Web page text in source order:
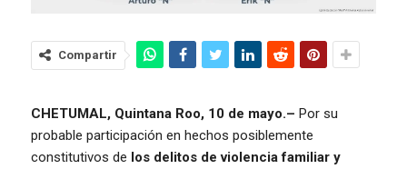
Compartir
CHETUMAL, Quintana Roo, 10 de mayo.– Por su
probable participación en hechos posiblemente
constitutivos de los delitos de violencia familiar y